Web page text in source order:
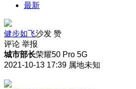
最新
健步如飞沙发 赞
评论 举报
城市部长荣耀50 Pro 5G
2021-10-13 17:39 属地未知